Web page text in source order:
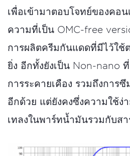
เพื่อเข้ามาตอบโจทย์ของคอน
ความที่เป็น OMC-free
การผลิตครีมกันแดดที่มีไว้ใช้
ยิ่ง อีกทั้งยังเป็น Non-nano
การระคายเคือง รวมถึงการซึ
อีกด้วย แต่ยังคงซึ่งความใช้ง่
เทลงในพาร์ทน้ำมันรวมกับสา